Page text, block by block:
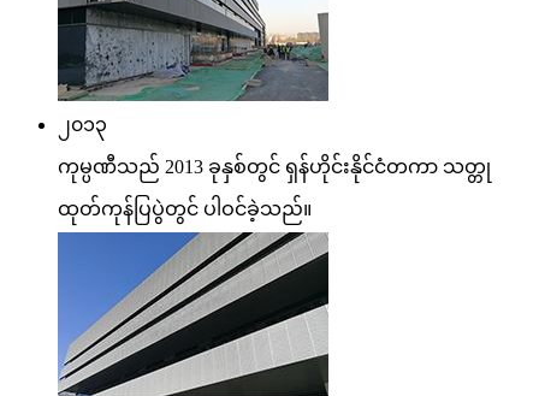
၂၀၁၃
ကုမ္ပဏီသည် 2013 ခုနှစ်တွင် ရှန်ဟိုင်းနိုင်ငံတကာ သတ္တု
ထုတ်ကုန်ပြပွဲတွင် ပါဝင်ခဲ့သည်။